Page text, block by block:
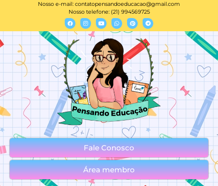
Nosso e-mail: contatopensandoeducacao@gmail.com
Nosso telefone: (21) 994569725
Fale Conosco
Área membro